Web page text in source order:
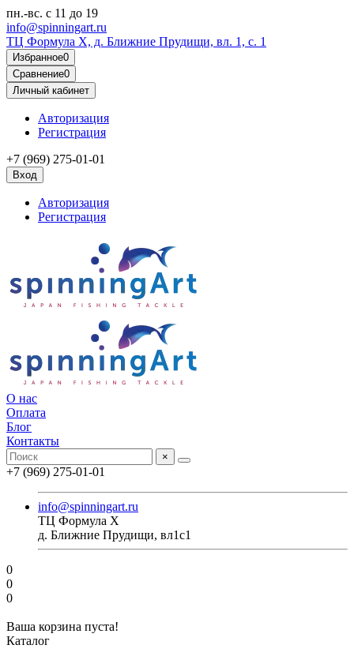
пн.-вс. с 11 до 19
info@spinningart.ru
ТЦ Формула X, д. Ближние Прудищи, вл. 1, с. 1
Избранное0
Сравнение0
Личный кабинет
Авторизация
Регистрация
+7 (969) 275-01-01
Вход
Авторизация
Регистрация
О нас
Оплата
Блог
Контакты
×
+7 (969) 275-01-01
info@spinningart.ru
ТЦ Формула X
д. Ближние Прудищи, вл1с1
0
0
0
Ваша корзина пуста!
Каталог